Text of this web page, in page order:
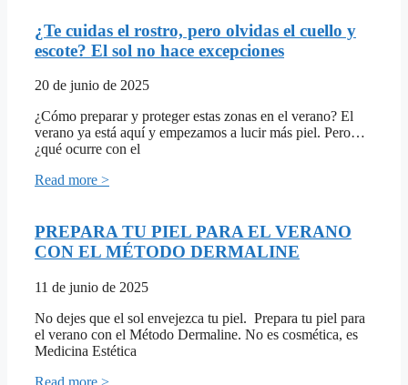
¿Te cuidas el rostro, pero olvidas el cuello y
escote? El sol no hace excepciones
20 de junio de 2025
¿Cómo preparar y proteger estas zonas en el verano? El
verano ya está aquí y empezamos a lucir más piel. Pero…
¿qué ocurre con el
Read more >
PREPARA TU PIEL PARA EL VERANO
CON EL MÉTODO DERMALINE
11 de junio de 2025
No dejes que el sol envejezca tu piel. Prepara tu piel para
el verano con el Método Dermaline. No es cosmética, es
Medicina Estética
Read more >